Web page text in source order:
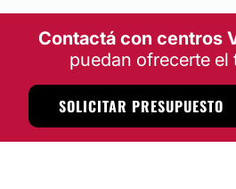
Contactá con centros
puedan ofrecerte el
SOLICITAR PRESUPUESTO